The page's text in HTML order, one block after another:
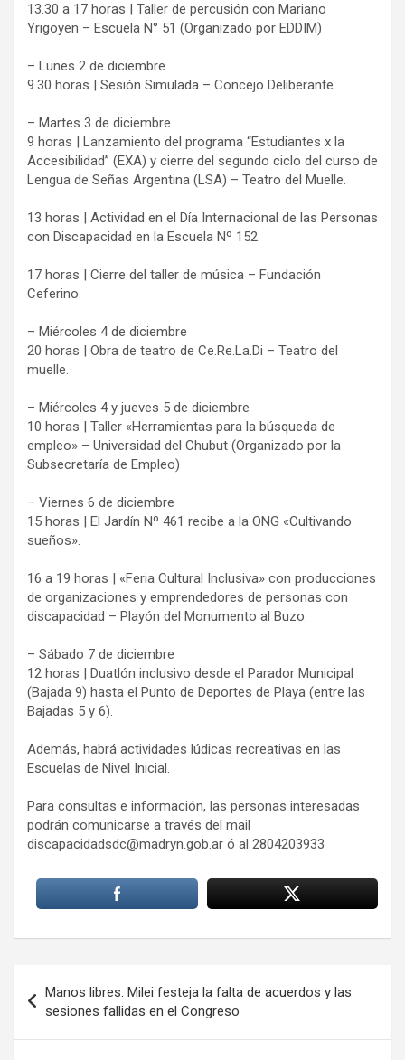
13.30 a 17 horas | Taller de percusión con Mariano
Yrigoyen – Escuela N° 51 (Organizado por EDDIM)
– Lunes 2 de diciembre
9.30 horas | Sesión Simulada – Concejo Deliberante.
– Martes 3 de diciembre
9 horas | Lanzamiento del programa “Estudiantes x la
Accesibilidad” (EXA) y cierre del segundo ciclo del curso de
Lengua de Señas Argentina (LSA) – Teatro del Muelle.
13 horas | Actividad en el Día Internacional de las Personas
con Discapacidad en la Escuela Nº 152.
17 horas | Cierre del taller de música – Fundación
Ceferino.
– Miércoles 4 de diciembre
20 horas | Obra de teatro de Ce.Re.La.Di – Teatro del
muelle.
– Miércoles 4 y jueves 5 de diciembre
10 horas | Taller «Herramientas para la búsqueda de
empleo» – Universidad del Chubut (Organizado por la
Subsecretaría de Empleo)
– Viernes 6 de diciembre
15 horas | El Jardín Nº 461 recibe a la ONG «Cultivando
sueños».
16 a 19 horas | «Feria Cultural Inclusiva» con producciones
de organizaciones y emprendedores de personas con
discapacidad – Playón del Monumento al Buzo.
– Sábado 7 de diciembre
12 horas | Duatlón inclusivo desde el Parador Municipal
(Bajada 9) hasta el Punto de Deportes de Playa (entre las
Bajadas 5 y 6).
Además, habrá actividades lúdicas recreativas en las
Escuelas de Nivel Inicial.
Para consultas e información, las personas interesadas
podrán comunicarse a través del mail
discapacidadsdc@madryn.gob.ar ó al 2804203933
de
entradas
Manos libres: Milei festeja la falta de acuerdos y las
sesiones fallidas en el Congreso